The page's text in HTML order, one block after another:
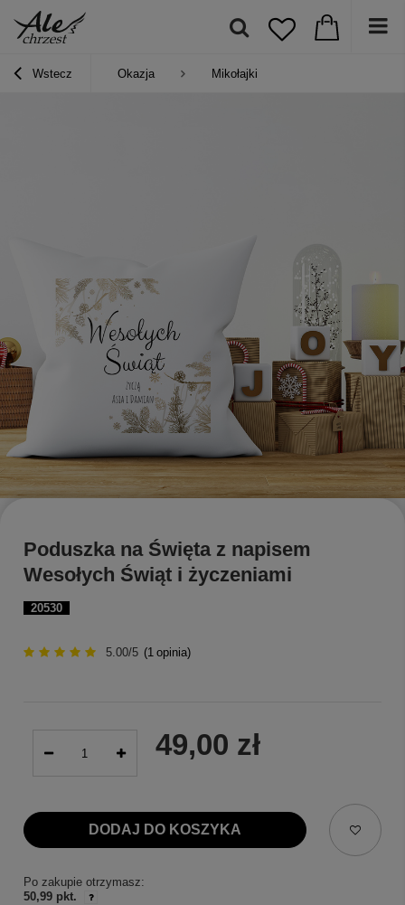
Wstecz Okazja Mikołajki
20530
Poduszka na Święta z napisem
Wesołych Świąt i życzeniami
5.00/5 (1 opinia)
49,00 zł
DODAJ DO KOSZYKA
Po zakupie otrzymasz:
50,99 pkt.